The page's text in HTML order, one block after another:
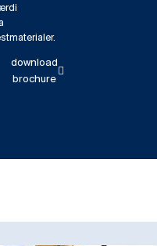
download
brochure